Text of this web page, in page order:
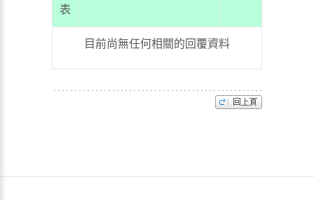
表
目前尚無任何相關的回覆資料